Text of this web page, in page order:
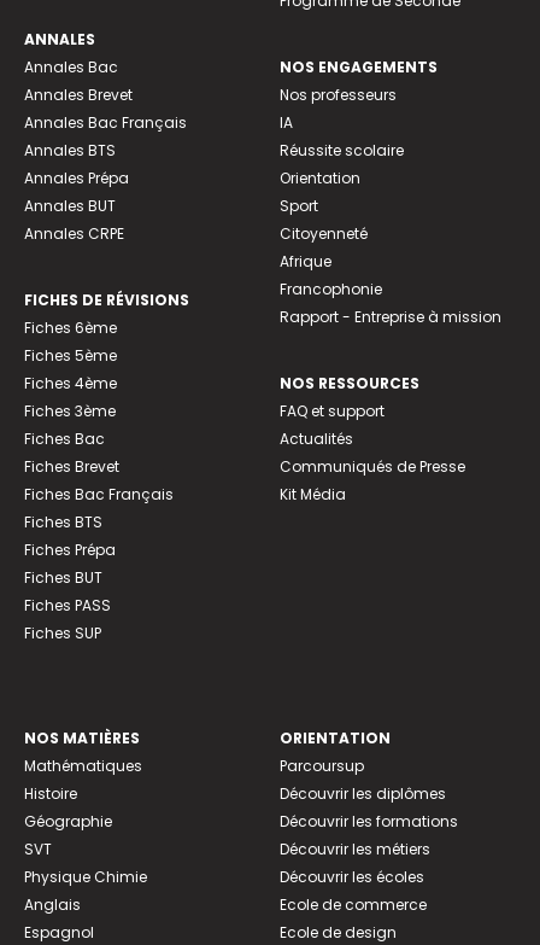
ANNALES
Annales Bac
Annales Brevet
Annales Bac Français
Annales BTS
Annales Prépa
Annales BUT
Annales CRPE
FICHES DE RÉVISIONS
Fiches 6ème
Fiches 5ème
Fiches 4ème
Fiches 3ème
Fiches Bac
Fiches Brevet
Fiches Bac Français
Fiches BTS
Fiches Prépa
Fiches BUT
Fiches PASS
Fiches SUP
NOS ENGAGEMENTS
Nos professeurs
IA
Réussite scolaire
Orientation
Sport
Citoyenneté
Afrique
Francophonie
Rapport - Entreprise à mission
NOS RESSOURCES
FAQ et support
Actualités
Communiqués de Presse
Kit Média
NOS MATIÈRES
Mathématiques
Histoire
Géographie
SVT
Physique Chimie
Anglais
Espagnol
ORIENTATION
Parcoursup
Découvrir les diplômes
Découvrir les formations
Découvrir les métiers
Découvrir les écoles
Ecole de commerce
Ecole de design